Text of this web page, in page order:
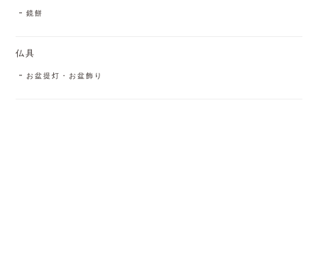
鏡餅
仏具
お盆提灯・お盆飾り